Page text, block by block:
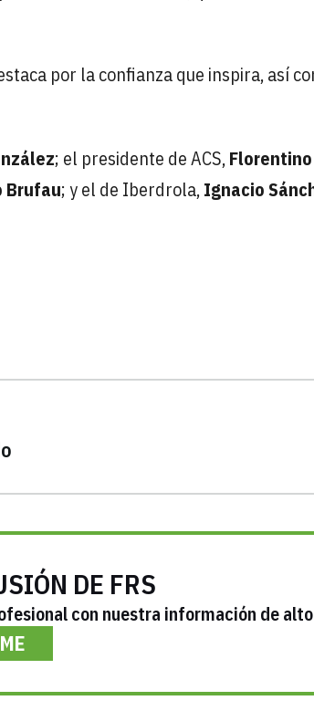
por la confianza que inspira, así
; el presidente de ACS,
Brufau; y el de Iberdrola,Ignacio
DE FRS
con nuestra información de